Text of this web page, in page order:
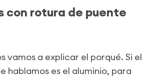
con rotura de puente
vamos a explicar el porqué. Si el
hablamos es el aluminio, para